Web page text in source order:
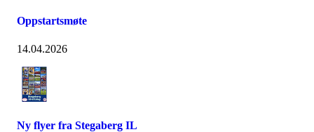
Oppstartsmøte
14.04.2026
Ny flyer fra Stegaberg IL